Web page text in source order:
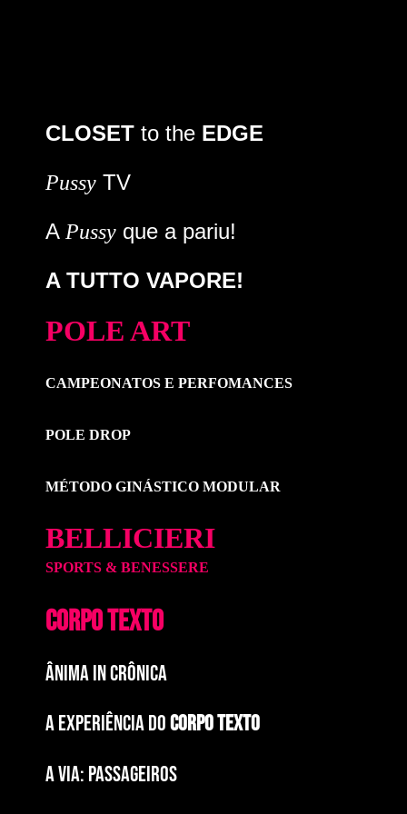
CLOSET to the EDGE
Pussy TV
A Pussy que a pariu!
A TUTTO VAPORE!
POLE ART
CAMPEONATOS E PERFOMANCES
POLE DROP
MÉTODO GINÁSTICO MODULAR
BELLICIERI
SPORTS & BENESSERE
CORPO TEXTO
ÂNIMA IN CRÔNICA
A EXPERIÊNCIA DOCORPO TEXTO
a via: paSSAGEIROS